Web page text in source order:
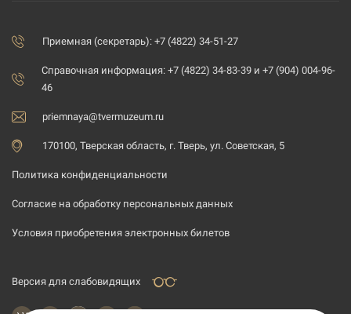
Приемная (секретарь): +7 (4822) 34-51-27
Справочная информация: +7 (4822) 34-83-39 и +7 (904) 004-96-
46
priemnaya@tvermuzeum.ru
170100, Тверская область, г. Тверь, ул. Советская, 5
Политика конфиденциальности
Согласие на обработку персональных данных
Условия приобретения электронных билетов
Версия для слабовидящих